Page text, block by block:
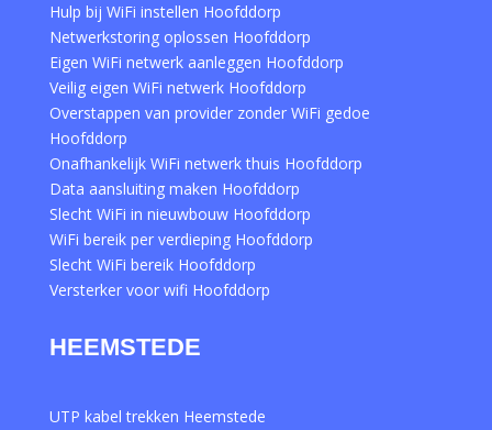
Hulp bij WiFi instellen Hoofddorp
Netwerkstoring oplossen Hoofddorp
Eigen WiFi netwerk aanleggen Hoofddorp
Veilig eigen WiFi netwerk Hoofddorp
Overstappen van provider zonder WiFi gedoe
Hoofddorp
Onafhankelijk WiFi netwerk thuis Hoofddorp
Data aansluiting maken Hoofddorp
Slecht WiFi in nieuwbouw Hoofddorp
WiFi bereik per verdieping Hoofddorp
Slecht WiFi bereik Hoofddorp
Versterker voor wifi Hoofddorp
HEEMSTEDE
UTP kabel trekken Heemstede